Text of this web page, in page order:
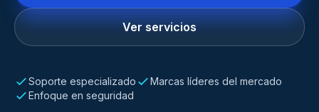
Ver servicios
Soporte especializado
Marcas líderes del mercado
Enfoque en seguridad